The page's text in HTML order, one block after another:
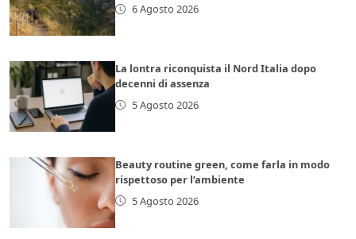
6 Agosto 2026
La lontra riconquista il Nord Italia dopo
decenni di assenza
5 Agosto 2026
Beauty routine green, come farla in modo
rispettoso per l’ambiente
5 Agosto 2026